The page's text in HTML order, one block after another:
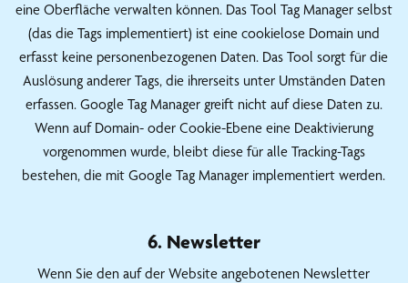
eine Oberfläche verwalten können. Das Tool Tag Manager selbst
(das die Tags implementiert) ist eine cookielose Domain und
erfasst keine personenbezogenen Daten. Das Tool sorgt für die
Auslösung anderer Tags, die ihrerseits unter Umständen Daten
erfassen. Google Tag Manager greift nicht auf diese Daten zu.
Wenn auf Domain- oder Cookie-Ebene eine Deaktivierung
vorgenommen wurde, bleibt diese für alle Tracking-Tags
bestehen, die mit Google Tag Manager implementiert werden.
6. Newsletter
Wenn Sie den auf der Website angebotenen Newsletter